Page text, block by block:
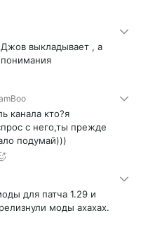
выкладывает , а
канала кто?я
с него,ты прежде
подумай)))
для патча 1.29 и
моды ахахах.